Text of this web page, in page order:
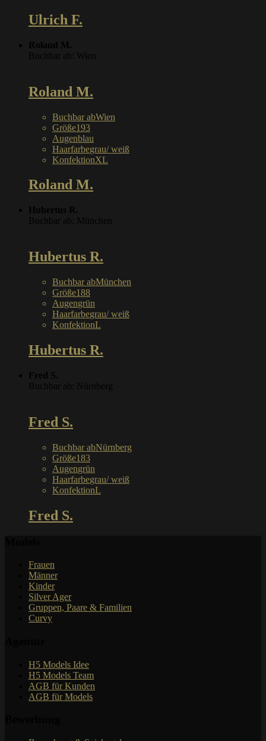
Ulrich F.
Roland M.
Buchbar ab: Wien
Roland M.
Buchbar abWien
Größe193
Augenblau
Haarfarbegrau/ weiß
KonfektionXL
Roland M.
Hubertus R.
Buchbar ab: München
Hubertus R.
Buchbar abMünchen
Größe188
Augengrün
Haarfarbegrau/ weiß
KonfektionL
Hubertus R.
Fred S.
Buchbar ab: Nürnberg
Fred S.
Buchbar abNürnberg
Größe183
Augengrün
Haarfarbegrau/ weiß
KonfektionL
Fred S.
Frauen
Männer
Kinder
Silver Ager
Gruppen, Paare & Familien
Curvy
H5 Models Idee
H5 Models Team
AGB für Kunden
AGB für Models